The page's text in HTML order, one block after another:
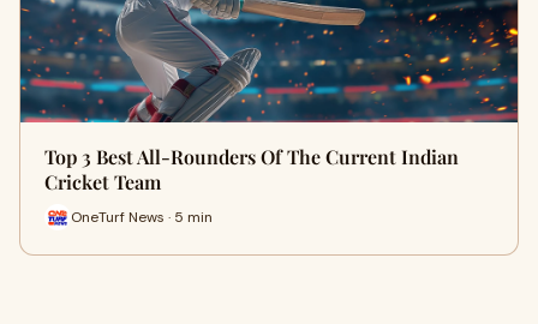
Top 3 Best All-Rounders Of The Current Indian
Cricket Team
OneTurf News · 5 min